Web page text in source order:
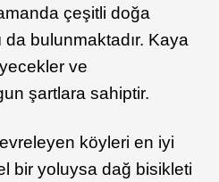
çeşitli doğa
da bulunmaktadır. Kaya
ve
şartlara sahiptir.
köyleri en iyi
bir yoluysa dağ bisikleti